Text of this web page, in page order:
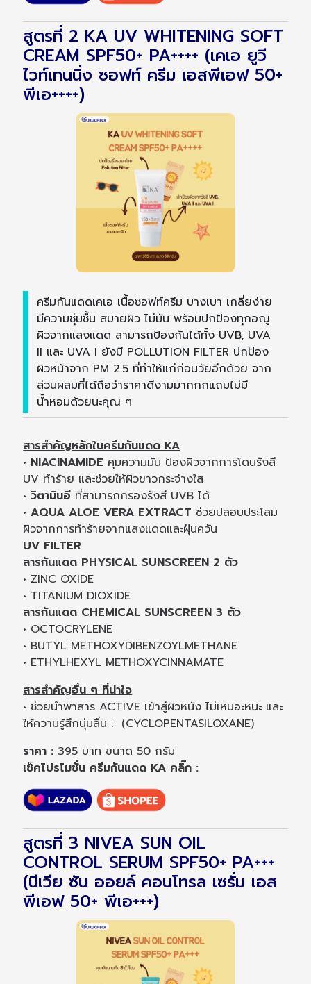
สูตรที่ 2 KA UV WHITENING SOFT
CREAM SPF50+ PA++++ (เคเอ ยูวี
ไวท์เทนนิ่ง ซอฟท์ ครีม เอสพีเอฟ 50+
พีเอ++++)
ครีมกันแดดเคเอ เนื้อซอฟท์ครีม บางเบา เกลี่ยง่าย
มีความชุ่มชื้น สบายผิว ไม่มัน พร้อมปกป้องทุกอณู
ผิวจากแสงแดด สามารถป้องกันได้ทั้ง UVB, UVA
II และ UVA I ยังมี POLLUTION FILTER ปกป้อง
ผิวหน้าจาก PM 2.5 ที่ทำให้แก่ก่อนวัยอีกด้วย จาก
ส่วนผสมที่ได้ถือว่าราคาดีงามมากกกแถมไม่มี
น้ำหอมด้วยนะคุณ ๆ
สารสำคัญหลักในครีมกันแดด KA
• NIACINAMIDE คุมความมัน ป้องผิวจากการโดนรังสี
UV ทำร้าย และช่วยให้ผิวขาวกระจ่างใส
•วิตามินอี ที่สามารถกรองรังสี UVB ได้
•AQUA ALOE VERA EXTRACT ช่วยปลอบประโลม
ผิวจากการทำร้ายจากแสงแดดและฝุ่นควัน
UV FILTER
สารกันแดด PHYSICAL SUNSCREEN 2 ตัว
• ZINC OXIDE
• TITANIUM DIOXIDE
สารกันแดด CHEMICAL SUNSCREEN 3 ตัว
• OCTOCRYLENE
• BUTYL METHOXYDIBENZOYLMETHANE
• ETHYLHEXYL METHOXYCINNAMATE
สารสำคัญอื่น ๆ ที่น่าใจ
• ช่วยนำพาสาร ACTIVE เข้าสู่ผิวหนัง ไม่เหนอะหนะ และ
ให้ความรู้สึกนุ่มลื่น : (CYCLOPENTASILOXANE)
ราคา : 395 บาท ขนาด 50 กรัม
เช็คโปรโมชั่น ครีมกันแดด KA คลิ๊ก :
สูตรที่ 3 NIVEA SUN OIL
CONTROL SERUM SPF50+ PA+++
(นีเวีย ซัน ออยล์ คอนโทรล เซรั่ม เอส
พีเอฟ 50+ พีเอ+++)